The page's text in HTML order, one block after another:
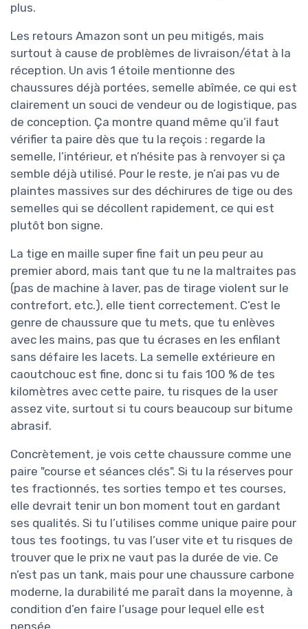
plus.
Les retours Amazon sont un peu mitigés, mais
surtout à cause de problèmes de livraison/état à la
réception. Un avis 1 étoile mentionne des
chaussures déjà portées, semelle abîmée, ce qui est
clairement un souci de vendeur ou de logistique, pas
de conception. Ça montre quand même qu’il faut
vérifier ta paire dès que tu la reçois : regarde la
semelle, l’intérieur, et n’hésite pas à renvoyer si ça
semble déjà utilisé. Pour le reste, je n’ai pas vu de
plaintes massives sur des déchirures de tige ou des
semelles qui se décollent rapidement, ce qui est
plutôt bon signe.
La tige en maille super fine fait un peu peur au
premier abord, mais tant que tu ne la maltraites pas
(pas de machine à laver, pas de tirage violent sur le
contrefort, etc.), elle tient correctement. C’est le
genre de chaussure que tu mets, que tu enlèves
avec les mains, pas que tu écrases en les enfilant
sans défaire les lacets. La semelle extérieure en
caoutchouc est fine, donc si tu fais 100 % de tes
kilomètres avec cette paire, tu risques de la user
assez vite, surtout si tu cours beaucoup sur bitume
abrasif.
Concrètement, je vois cette chaussure comme une
paire "course et séances clés". Si tu la réserves pour
tes fractionnés, tes sorties tempo et tes courses,
elle devrait tenir un bon moment tout en gardant
ses qualités. Si tu l’utilises comme unique paire pour
tous tes footings, tu vas l’user vite et tu risques de
trouver que le prix ne vaut pas la durée de vie. Ce
n’est pas un tank, mais pour une chaussure carbone
moderne, la durabilité me paraît dans la moyenne, à
condition d’en faire l’usage pour lequel elle est